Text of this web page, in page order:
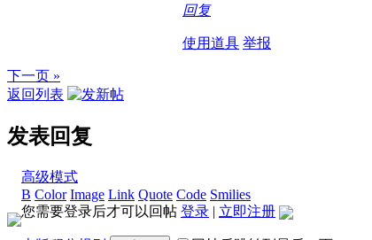
回复
使用道具 举报
下一页 »
返回列表
发表回复
高级模式
B Color Image Link Quote Code Smilies
您需要登录后才可以回帖 登录 | 立即注册